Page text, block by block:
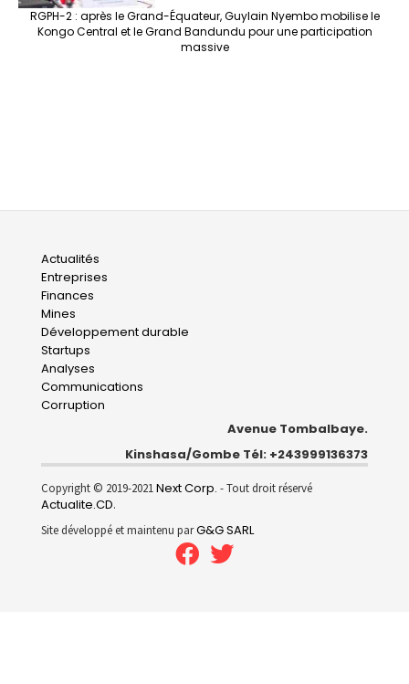
RGPH-2 : après le Grand-Équateur, Guylain Nyembo mobilise le
Kongo Central et le Grand Bandundu pour une participation
massive
Main
navigation
Actualités
Entreprises
Finances
Mines
Développement durable
Startups
Analyses
Communications
Corruption
Avenue Tombalbaye.
Kinshasa/Gombe Tél: +243999136373
Copyright © 2019-2021Next Corp. - Tout droit réservé
Actualite.CD.
Site développé et maintenu parG&G SARL